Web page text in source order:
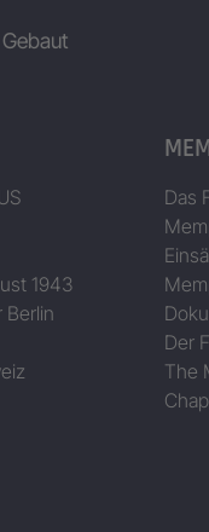
Gebaut
1943
Berlin
Das
Der
The